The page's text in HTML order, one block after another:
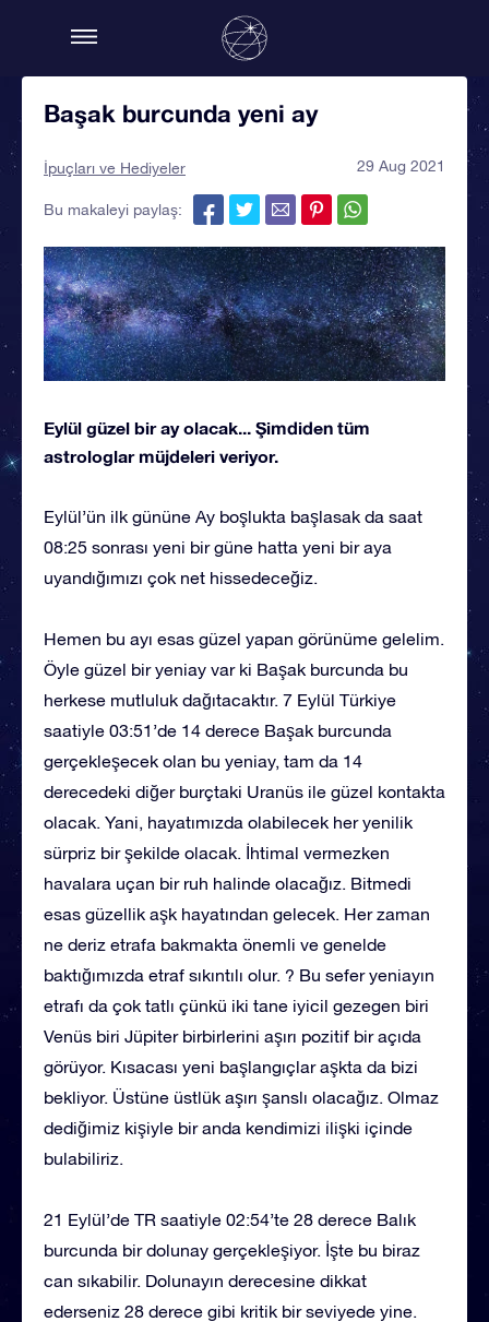
Başak burcunda yeni ay
İpuçları ve Hediyeler 29 Aug 2021
Bu makaleyi paylaş:
Eylül güzel bir ay olacak... Şimdiden tüm
astrologlar müjdeleri veriyor.
Eylül’ün ilk gününe Ay boşlukta başlasak da saat
08:25 sonrası yeni bir güne hatta yeni bir aya
uyandığımızı çok net hissedeceğiz.
Hemen bu ayı esas güzel yapan görünüme gelelim.
Öyle güzel bir yeniay var ki Başak burcunda bu
herkese mutluluk dağıtacaktır. 7 Eylül Türkiye
saatiyle 03:51’de 14 derece Başak burcunda
gerçekleşecek olan bu yeniay, tam da 14
derecedeki diğer burçtaki Uranüs ile güzel kontakta
olacak. Yani, hayatımızda olabilecek her yenilik
sürpriz bir şekilde olacak. İhtimal vermezken
havalara uçan bir ruh halinde olacağız. Bitmedi
esas güzellik aşk hayatından gelecek. Her zaman
ne deriz etrafa bakmakta önemli ve genelde
baktığımızda etraf sıkıntılı olur. ? Bu sefer yeniayın
etrafı da çok tatlı çünkü iki tane iyicil gezegen biri
Venüs biri Jüpiter birbirlerini aşırı pozitif bir açıda
görüyor. Kısacası yeni başlangıçlar aşkta da bizi
bekliyor. Üstüne üstlük aşırı şanslı olacağız. Olmaz
dediğimiz kişiyle bir anda kendimizi ilişki içinde
bulabiliriz.
21 Eylül’de TR saatiyle 02:54’te 28 derece Balık
burcunda bir dolunay gerçekleşiyor. İşte bu biraz
can sıkabilir. Dolunayın derecesine dikkat
ederseniz 28 derece gibi kritik bir seviyede yine.